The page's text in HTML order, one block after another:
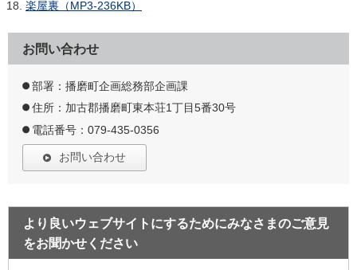
楽屋裏（MP3-236KB）
お問い合わせ
部署：播磨町企画総務部企画課
住所：加古郡播磨町東本荘1丁目5番30号
電話番号：079-435-0356
お問い合わせ
より良いウェブサイトにするためにみなさまのご意見
をお聞かせください